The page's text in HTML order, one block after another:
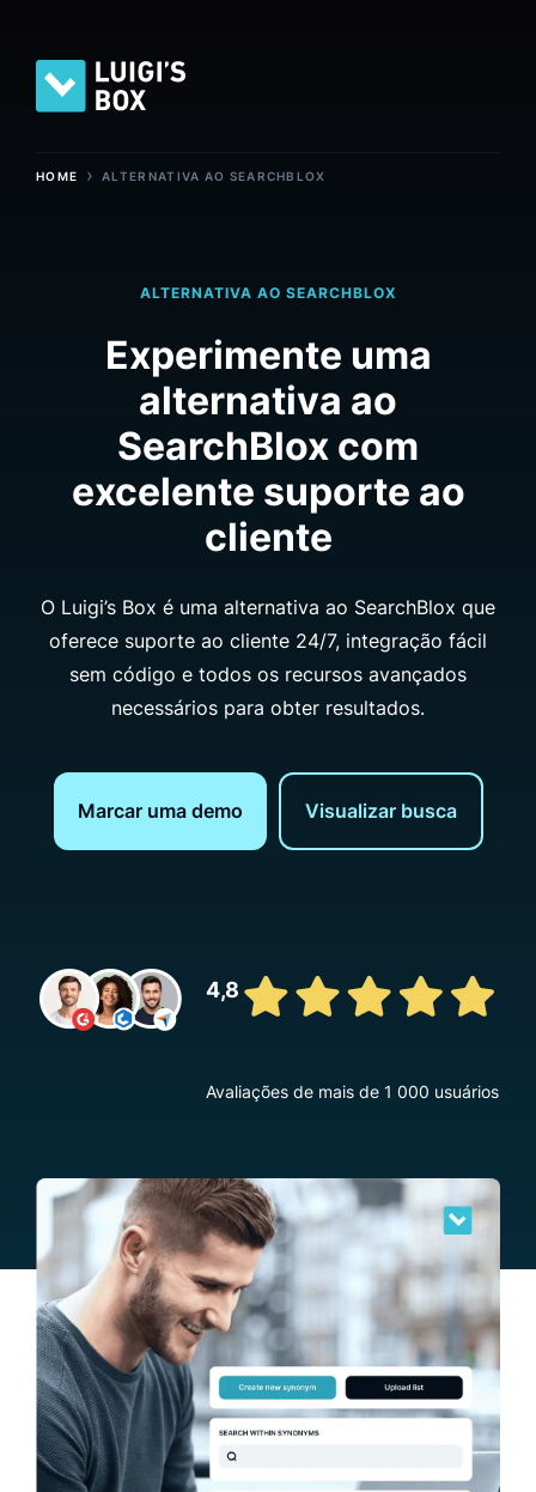
HOME ›ALTERNATIVA AO SEARCHBLOX
ALTERNATIVA AO SEARCHBLOX
Experimente uma
alternativa ao
SearchBlox com
excelente suporte ao
cliente
O Luigi’s Box é uma alternativa ao SearchBlox que
oferece suporte ao cliente 24/7, integração fácil
sem código e todos os recursos avançados
necessários para obter resultados.
Marcar uma demo Visualizar busca
4,8
Avaliações de mais de 1 000 usuários